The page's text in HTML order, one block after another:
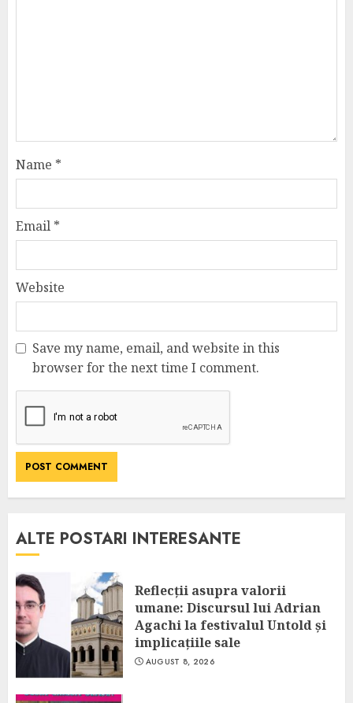
Name *
Email *
Website
Save my name, email, and website in this
browser for the next time I comment.
ALTE POSTARI INTERESANTE
Reflecții asupra valorii
umane: Discursul lui Adrian
Agachi la festivalul Untold și
implicațiile sale
AUGUST 8, 2026